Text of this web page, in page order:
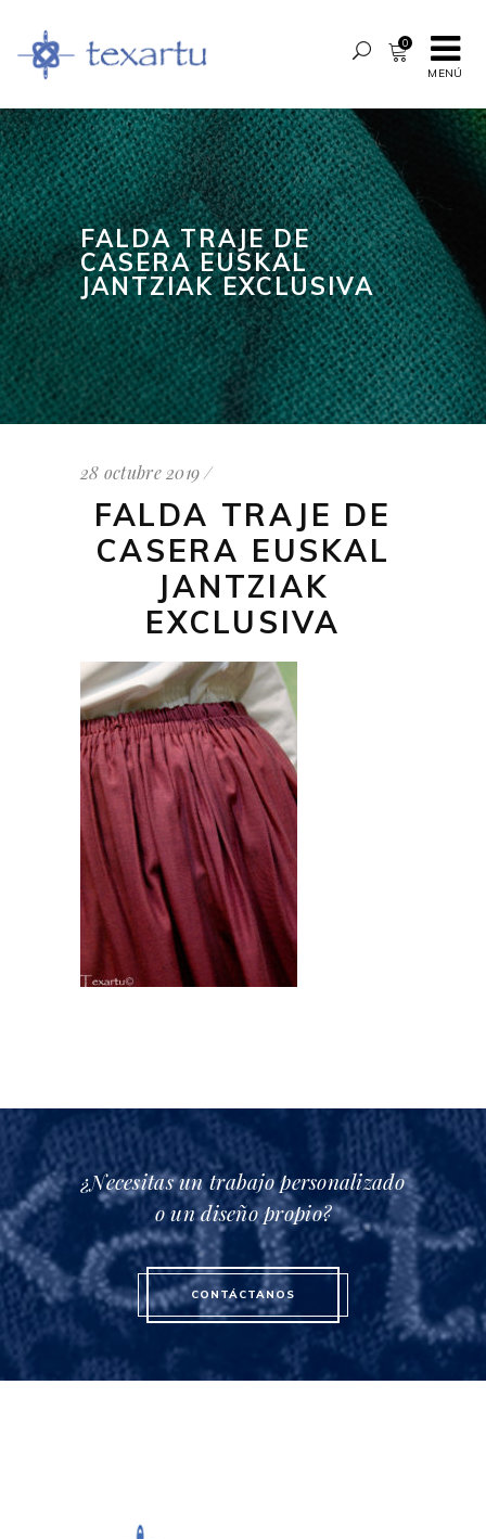
MENÚ
0
FALDA TRAJE DE
CASERA EUSKAL
JANTZIAK EXCLUSIVA
28 octubre 2019
FALDA TRAJE DE
CASERA EUSKAL
JANTZIAK
EXCLUSIVA
¿Necesitas un trabajo personalizado
o un diseño propio?
CONTÁCTANOS